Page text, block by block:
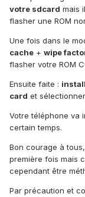
votre sdcard mais
flasher une ROM
Une fois dans le
cache + wipe
flasher votre ROM
Ensuite faite :
card et
Votre téléphone va
certain temps.
Bon courage à
première fois mais
cependant être
Par précaution et